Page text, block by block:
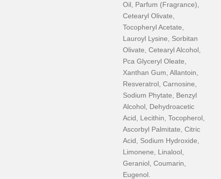
Oil, Parfum (Fragrance),
Cetearyl Olivate,
Tocopheryl Acetate,
Lauroyl Lysine, Sorbitan
Olivate, Cetearyl Alcohol,
Pca Glyceryl Oleate,
Xanthan Gum, Allantoin,
Resveratrol, Carnosine,
Sodium Phytate, Benzyl
Alcohol, Dehydroacetic
Acid, Lecithin, Tocopherol,
Ascorbyl Palmitate, Citric
Acid, Sodium Hydroxide,
Limonene, Linalool,
Geraniol, Coumarin,
Eugenol.